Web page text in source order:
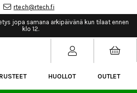
rtech@rtech.fi
jopa samana arkipäivänä kun tilaat ennen
klo 12.
HUOLLOT OUTLET